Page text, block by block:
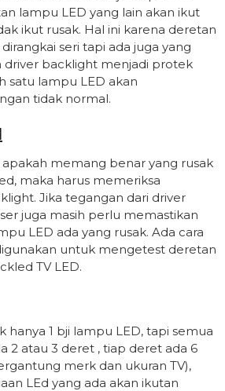
lampu LED yang lain akan ikut
ikut rusak. Hal ini karena deretan
seri tapi ada juga yang
driver backlight menjadi protek
satu lampu LED akan
tidak normal.
memang benar yang rusak
maka harus memeriksa
Jika tegangan dari driver
juga masih perlu memastikan
LED ada yang rusak. Ada cara
untuk mengetest deretan
TV LED.
hanya 1 bji lampu LED, tapi semua
2 atau 3 deret , tiap deret ada 6
merk dan ukuran TV),
LEd yang ada akan ikutan